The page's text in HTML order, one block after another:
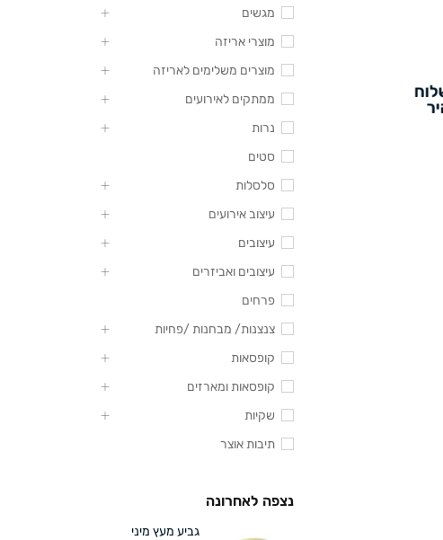
מגשים
מוצרי אריזה
מוצרים משלימים לאריזה
ממתקים לאירועים
נרות
סטים
סלסלות
עיצוב אירועים
עיצובים
עיצובים ואביזרים
פרחים
צנצנות/ מבחנות /פחיות
קופסאות
קופסאות ומארזים
שקיות
תיבות אוצר
נצפה לאחרונה
גביע מעץ מיני